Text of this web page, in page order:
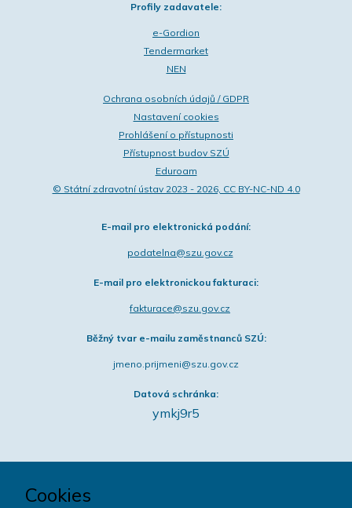
Profily zadavatele:
e-Gordion
Tendermarket
NEN
Ochrana osobních údajů / GDPR
Nastavení cookies
Prohlášení o přístupnosti
Přístupnost budov SZÚ
Eduroam
© Státní zdravotní ústav 2023 - 2026, CC BY-NC-ND 4.0
E-mail pro elektronická podání:
podatelna@szu.gov.cz
E-mail pro elektronickou fakturaci:
fakturace@szu.gov.cz
Běžný tvar e-mailu zaměstnanců SZÚ:
jmeno.prijmeni@szu.gov.cz
Datová schránka:
ymkj9r5
Cookies